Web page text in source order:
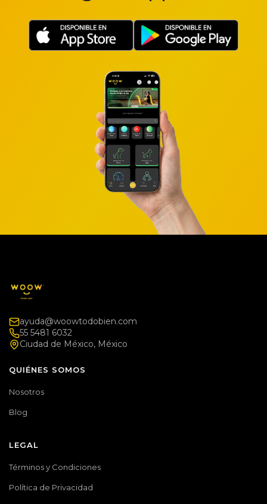
ayuda@woowtodobien.com
55 5481 6032
Ciudad de México, México
QUIÉNES SOMOS
Nosotros
Blog
LEGAL
Términos y Condiciones
Política de Privacidad